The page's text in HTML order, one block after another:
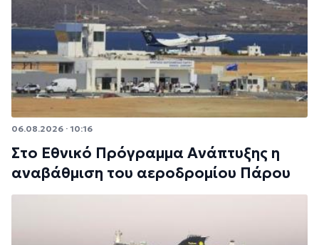
06.08.2026 · 10:16
Στο Εθνικό Πρόγραμμα Ανάπτυξης η
αναβάθμιση του αεροδρομίου Πάρου